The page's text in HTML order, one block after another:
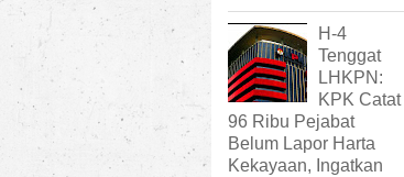
H-4
Tenggat
LHKPN:
KPK Catat
96 Ribu Pejabat
Belum Lapor Harta
Kekayaan, Ingatkan